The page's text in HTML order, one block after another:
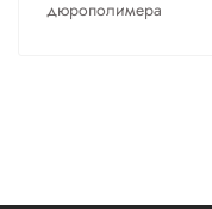
дюрополимера